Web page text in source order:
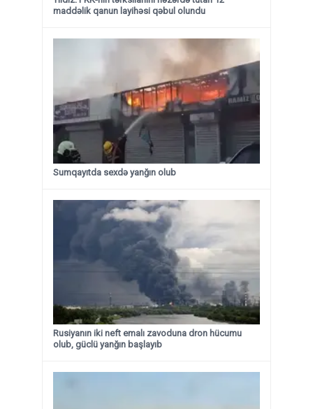
maddəlik qanun layihəsi qəbul olundu ​​​​​​​
Sumqayıtda sexdə yanğın olub
Rusiyanın iki neft emalı zavoduna dron hücumu
olub, güclü yanğın başlayıb